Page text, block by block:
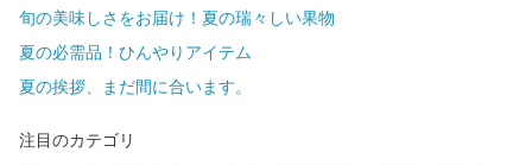
旬の美味しさをお届け！夏の瑞々しい果物
夏の必需品！ひんやりアイテム
夏の挨拶、まだ間に合います。
注目のカテゴリ